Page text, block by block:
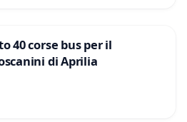
40 corse bus per il
di Aprilia